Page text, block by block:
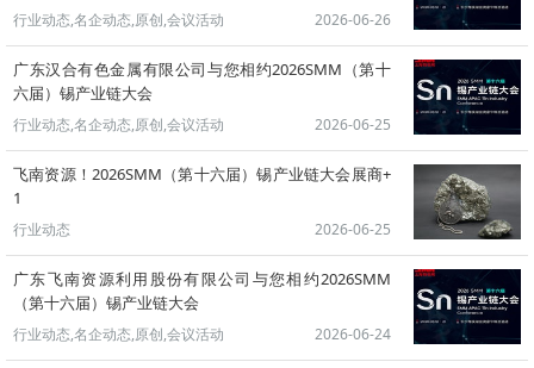
行业动态,名企动态,原创,会议活动 2026-06-26
广东汉合有色金属有限公司与您相约2026SMM（第十
六届）锡产业链大会
行业动态,名企动态,原创,会议活动 2026-06-25
飞南资源！2026SMM（第十六届）锡产业链大会展商+
1
行业动态 2026-06-25
广东飞南资源利用股份有限公司与您相约2026SMM
（第十六届）锡产业链大会
行业动态,名企动态,原创,会议活动 2026-06-24